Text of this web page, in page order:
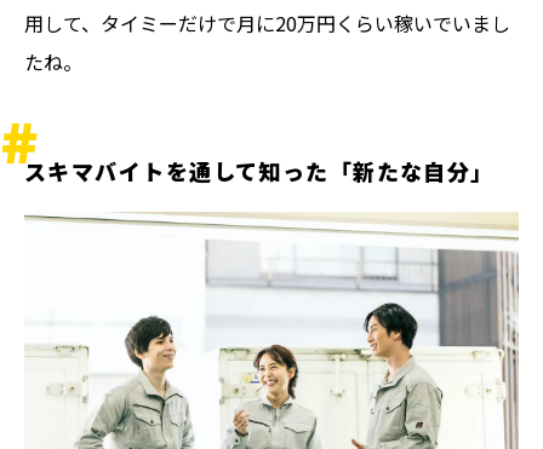
用して、タイミーだけで月に20万円くらい稼いでいまし
たね。
スキマバイトを通して知った「新たな自分」